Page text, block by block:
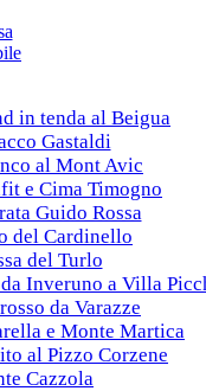
in tenda al Beigua
Gastaldi
al Mont Avic
e Cima Timogno
Guido Rossa
del Cardinello
del Turlo
Inveruno a Villa
da Varazze
e Monte Martica
al Pizzo Corzene
Cazzola